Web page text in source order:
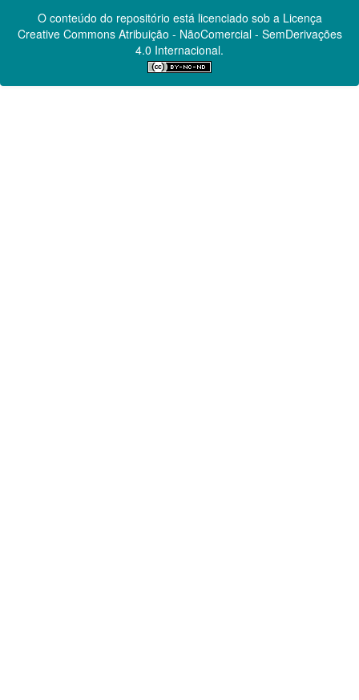
O conteúdo do repositório está licenciado sob a Licença
Creative CommonsAtribuição - NãoComercial - SemDerivações
4.0 Internacional.